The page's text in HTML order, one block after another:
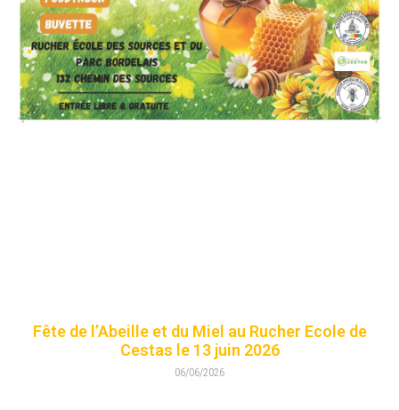
Fête de l’Abeille et du Miel au Rucher Ecole de
Cestas le 13 juin 2026
06/06/2026